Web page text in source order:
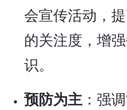
会宣传活动，
的关注度，增
识。
预防为主 ：强